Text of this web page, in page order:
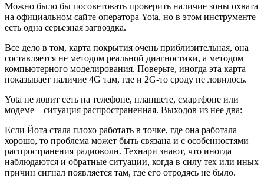
Можно было бы посоветовать проверить наличие зоны охвата
на официальном сайте оператора Yota, но в этом инструменте
есть одна серьезная загвоздка.
Все дело в том, карта покрытия очень приблизительная, она
составляется не методом реальной диагностики, а методом
компьютерного моделирования. Поверьте, иногда эта карта
показывает наличие 4G там, где и 2G-то сроду не ловилось.
Yota не ловит сеть на телефоне, планшете, смартфоне или
модеме – ситуация распространенная. Выходов из нее два:
Если Йота стала плохо работать в точке, где она работала
хорошо, то проблема может быть связана и с особенностями
распространения радиоволн. Технари знают, что иногда
наблюдаются и обратные ситуации, когда в силу тех или иных
причин сигнал появляется там, где его отродясь не было.